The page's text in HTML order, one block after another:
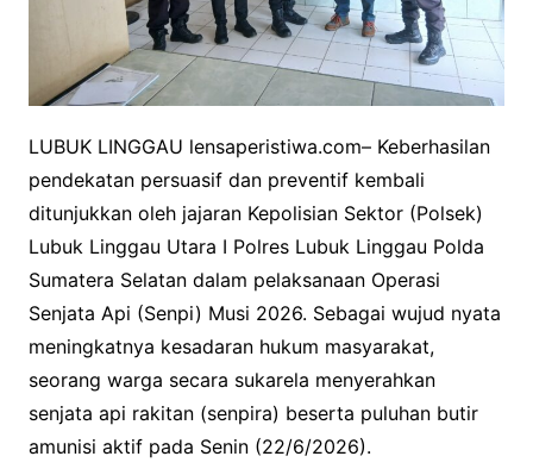
LUBUK LINGGAU lensaperistiwa.com– Keberhasilan
pendekatan persuasif dan preventif kembali
ditunjukkan oleh jajaran Kepolisian Sektor (Polsek)
Lubuk Linggau Utara I Polres Lubuk Linggau Polda
Sumatera Selatan dalam pelaksanaan Operasi
Senjata Api (Senpi) Musi 2026. Sebagai wujud nyata
meningkatnya kesadaran hukum masyarakat,
seorang warga secara sukarela menyerahkan
senjata api rakitan (senpira) beserta puluhan butir
amunisi aktif pada Senin (22/6/2026).